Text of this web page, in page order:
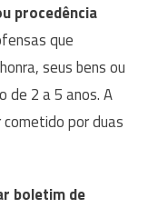
procedência
que
seus bens ou
de 2 a 5 anos. A
por duas
boletim de